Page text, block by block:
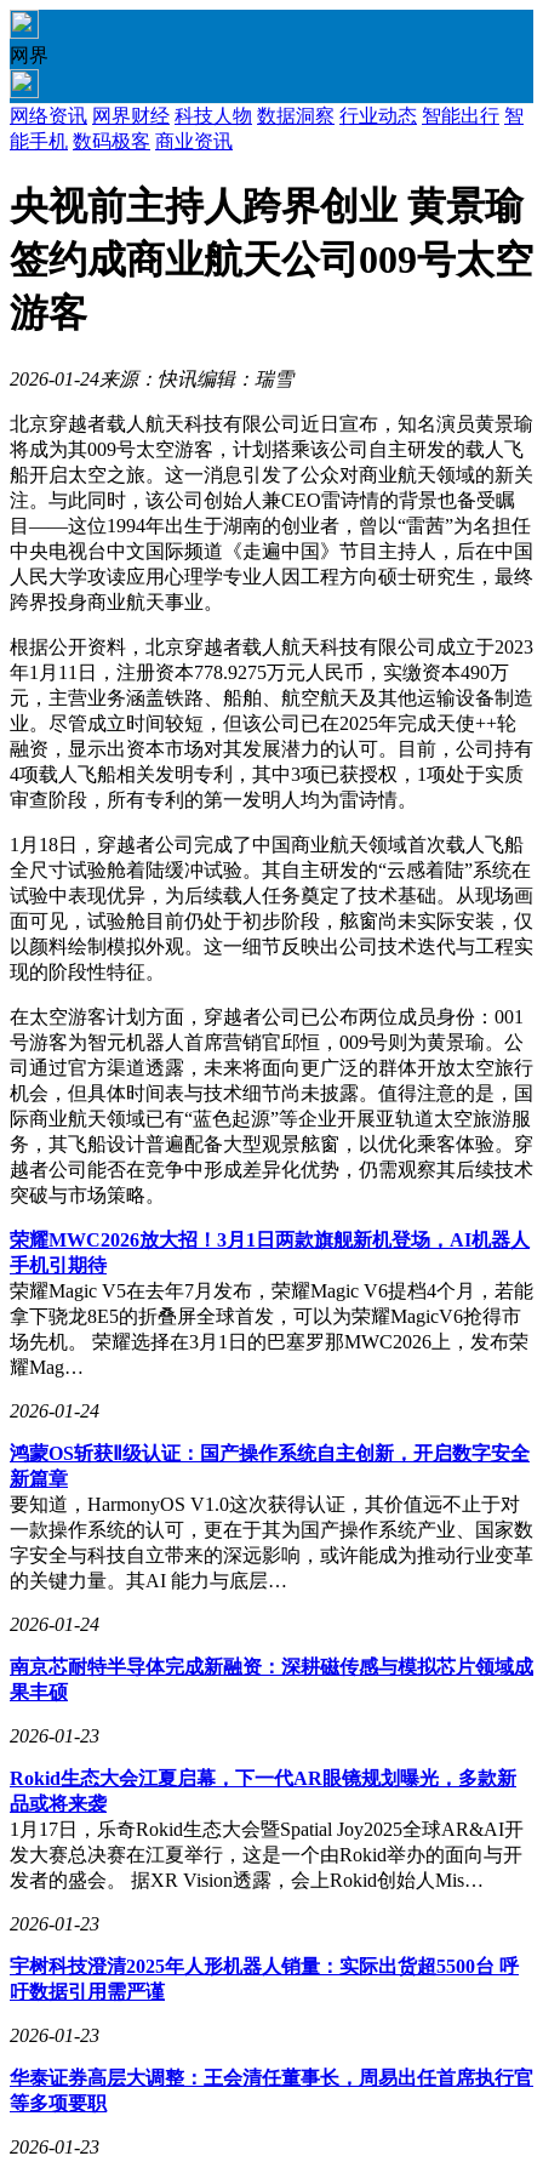
网界
网络资讯 网界财经 科技人物 数据洞察 行业动态 智能出行 智
能手机 数码极客 商业资讯
央视前主持人跨界创业 黄景瑜
签约成商业航天公司009号太空
游客
2026-01-24来源：快讯编辑：瑞雪
北京穿越者载人航天科技有限公司近日宣布，知名演员黄景瑜
将成为其009号太空游客，计划搭乘该公司自主研发的载人飞
船开启太空之旅。这一消息引发了公众对商业航天领域的新关
注。与此同时，该公司创始人兼CEO雷诗情的背景也备受瞩
目——这位1994年出生于湖南的创业者，曾以“雷茜”为名担任
中央电视台中文国际频道《走遍中国》节目主持人，后在中国
人民大学攻读应用心理学专业人因工程方向硕士研究生，最终
跨界投身商业航天事业。
根据公开资料，北京穿越者载人航天科技有限公司成立于2023
年1月11日，注册资本778.9275万元人民币，实缴资本490万
元，主营业务涵盖铁路、船舶、航空航天及其他运输设备制造
业。尽管成立时间较短，但该公司已在2025年完成天使++轮
融资，显示出资本市场对其发展潜力的认可。目前，公司持有
4项载人飞船相关发明专利，其中3项已获授权，1项处于实质
审查阶段，所有专利的第一发明人均为雷诗情。
1月18日，穿越者公司完成了中国商业航天领域首次载人飞船
全尺寸试验舱着陆缓冲试验。其自主研发的“云感着陆”系统在
试验中表现优异，为后续载人任务奠定了技术基础。从现场画
面可见，试验舱目前仍处于初步阶段，舷窗尚未实际安装，仅
以颜料绘制模拟外观。这一细节反映出公司技术迭代与工程实
现的阶段性特征。
在太空游客计划方面，穿越者公司已公布两位成员身份：001
号游客为智元机器人首席营销官邱恒，009号则为黄景瑜。公
司通过官方渠道透露，未来将面向更广泛的群体开放太空旅行
机会，但具体时间表与技术细节尚未披露。值得注意的是，国
际商业航天领域已有“蓝色起源”等企业开展亚轨道太空旅游服
务，其飞船设计普遍配备大型观景舷窗，以优化乘客体验。穿
越者公司能否在竞争中形成差异化优势，仍需观察其后续技术
突破与市场策略。
荣耀MWC2026放大招！3月1日两款旗舰新机登场，AI机器人
手机引期待
荣耀Magic V5在去年7月发布，荣耀Magic V6提档4个月，若能
拿下骁龙8E5的折叠屏全球首发，可以为荣耀MagicV6抢得市
场先机。 荣耀选择在3月1日的巴塞罗那MWC2026上，发布荣
耀Mag…
2026-01-24
鸿蒙OS斩获Ⅱ级认证：国产操作系统自主创新，开启数字安全
新篇章
要知道，HarmonyOS V1.0这次获得认证，其价值远不止于对
一款操作系统的认可，更在于其为国产操作系统产业、国家数
字安全与科技自立带来的深远影响，或许能成为推动行业变革
的关键力量。其AI 能力与底层…
2026-01-24
南京芯耐特半导体完成新融资：深耕磁传感与模拟芯片领域成
果丰硕
2026-01-23
Rokid生态大会江夏启幕，下一代AR眼镜规划曝光，多款新
品或将来袭
1月17日，乐奇Rokid生态大会暨Spatial Joy2025全球AR&AI开
发大赛总决赛在江夏举行，这是一个由Rokid举办的面向与开
发者的盛会。 据XR Vision透露，会上Rokid创始人Mis…
2026-01-23
宇树科技澄清2025年人形机器人销量：实际出货超5500台 呼
吁数据引用需严谨
2026-01-23
华泰证券高层大调整：王会清任董事长，周易出任首席执行官
等多项要职
2026-01-23